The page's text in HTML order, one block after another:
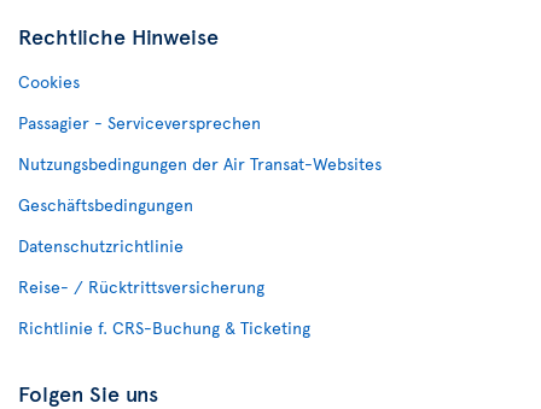
Rechtliche Hinweise
Cookies
Passagier - Serviceversprechen
Nutzungsbedingungen der Air Transat-Websites
Geschäftsbedingungen
Datenschutzrichtlinie
Reise- / Rücktrittsversicherung
Richtlinie f. CRS-Buchung & Ticketing
Folgen Sie uns